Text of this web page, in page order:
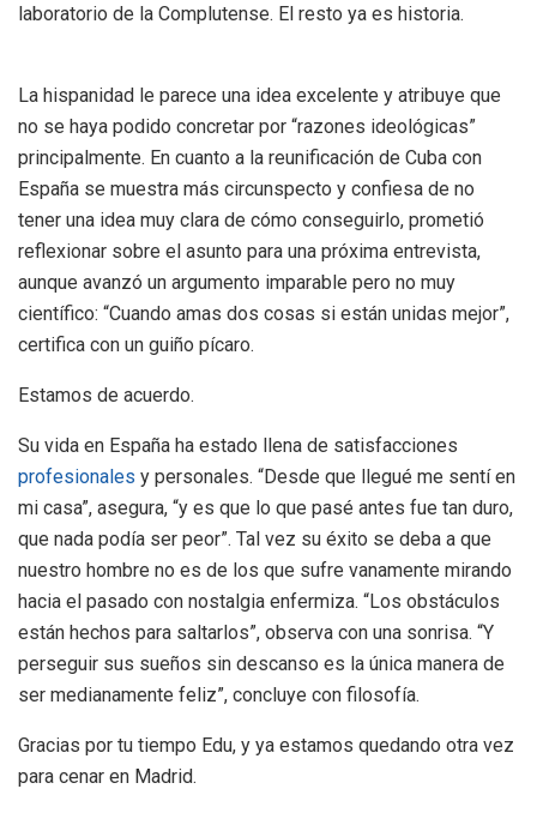
laboratorio de la Complutense. El resto ya es historia.
La hispanidad le parece una idea excelente y atribuye que
no se haya podido concretar por “razones ideológicas”
principalmente. En cuanto a la reunificación de Cuba con
España se muestra más circunspecto y confiesa de no
tener una idea muy clara de cómo conseguirlo, prometió
reflexionar sobre el asunto para una próxima entrevista,
aunque avanzó un argumento imparable pero no muy
científico: “Cuando amas dos cosas si están unidas mejor”,
certifica con un guiño pícaro.
Estamos de acuerdo.
Su vida en España ha estado llena de satisfacciones
profesionales y personales. “Desde que llegué me sentí en
mi casa”, asegura, “y es que lo que pasé antes fue tan duro,
que nada podía ser peor”. Tal vez su éxito se deba a que
nuestro hombre no es de los que sufre vanamente mirando
hacia el pasado con nostalgia enfermiza. “Los obstáculos
están hechos para saltarlos”, observa con una sonrisa. “Y
perseguir sus sueños sin descanso es la única manera de
ser medianamente feliz”, concluye con filosofía.
Gracias por tu tiempo Edu, y ya estamos quedando otra vez
para cenar en Madrid.